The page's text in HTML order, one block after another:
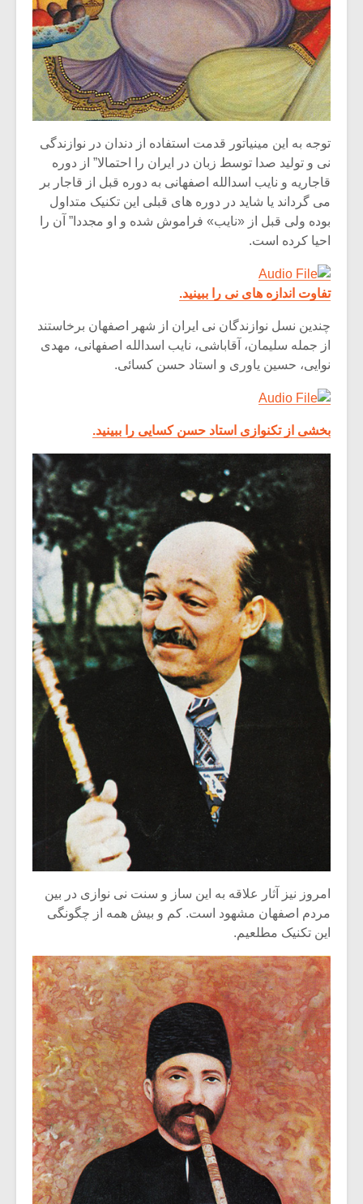
توجه به این مینیاتور قدمت استفاده از دندان در نوازندگی
نی و تولید صدا توسط زبان در ایران را احتمالا” از دوره
قاجاریه و نایب اسدالله اصفهانی به دوره قبل از قاجار بر
می گرداند یا شاید در دوره های قبلی این تکنیک متداول
بوده ولی قبل از «نایب» فراموش شده و او مجددا” آن را
احیا کرده است.
تفاوت اندازه های نی را ببینید.
چندین نسل نوازندگان نی ایران از شهر اصفهان برخاستند
از جمله سلیمان، آقاباشی، نایب اسدالله اصفهانی، مهدی
نوایی، حسین یاوری و استاد حسن کسائی.
بخشی از تکنوازی استاد حسن کسایی را ببینید.
امروز نیز آثار علاقه به این ساز و سنت نی نوازی در بین
مردم اصفهان مشهود است. کم و بیش همه از چگونگی
این تکنیک مطلعیم.